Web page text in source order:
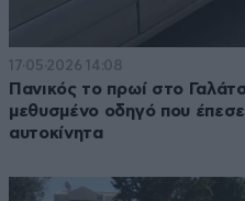
17·05·2026 14:08
Πανικός το πρωί στο
μεθυσμένο οδηγό που
αυτοκίνητα